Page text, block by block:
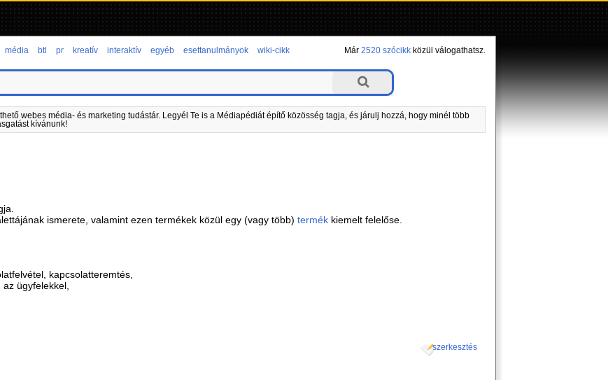
média btl pr kreatív interaktív egyéb esettanulmányok wiki-cikk Már 2520 szócikkközül válogathatsz.
webes média- és marketing tudástár. Legyél Te is a Médiapédiát építő közösség tagja, és járulj hozzá, hogy minél több
kívánunk!
ismerete, valamint ezen termékek közül egy (vagy több)termék kiemelt felelőse.
kapcsolatteremtés,
ügyfelekkel,
szerkesztés